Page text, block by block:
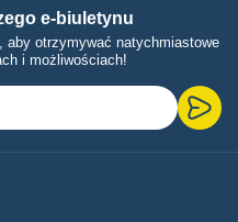
e-biuletynu
aby otrzymywać natychmiastowe
i możliwościach!